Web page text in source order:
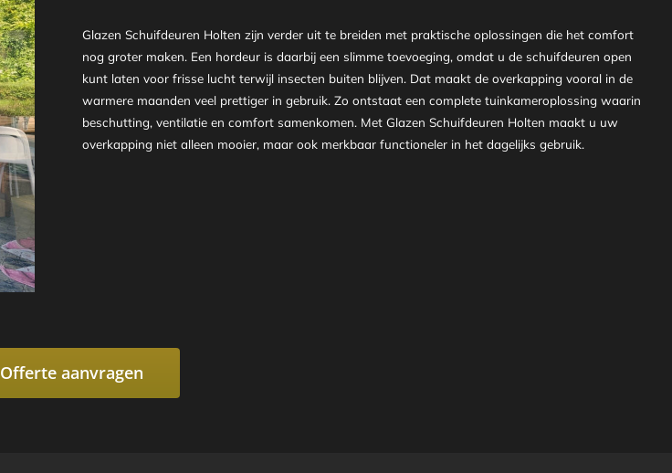
Glazen Schuifdeuren Holten zijn verder uit te breiden met praktische oplossingen die het comfort
nog groter maken. Een hordeur is daarbij een slimme toevoeging, omdat u de schuifdeuren open
kunt laten voor frisse lucht terwijl insecten buiten blijven. Dat maakt de overkapping vooral in de
warmere maanden veel prettiger in gebruik. Zo ontstaat een complete tuinkameroplossing waarin
beschutting, ventilatie en comfort samenkomen. Met Glazen Schuifdeuren Holten maakt u uw
overkapping niet alleen mooier, maar ook merkbaar functioneler in het dagelijks gebruik.
Offerte aanvragen